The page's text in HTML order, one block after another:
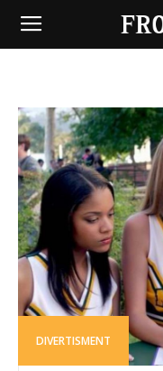
Front
DIVERTISMENT